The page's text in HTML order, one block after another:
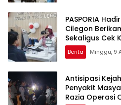
PASPORIA
Cilegon
Sekaligus Cek
Berita Minggu, 9
Antisipasi
Penyakit
Razia Operasi